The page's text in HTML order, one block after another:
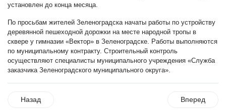
установлен до конца месяца.
По просьбам жителей Зеленоградска начаты работы по устройству
деревянной пешеходной дорожки на месте народной тропы в
сквере у гимназии «Вектор» в Зеленоградске. Работы выполняются
по муниципальному контракту. Строительный контроль
осуществляют специалисты муниципального учреждения «Служба
заказчика Зеленоградского муниципального округа».
Назад Вперед